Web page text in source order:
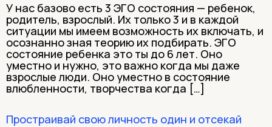
У нас базово есть 3 ЭГО состояния — ребенок,
родитель, взрослый. Их только 3 и в каждой
ситуации мы имеем возможность их включать, и
осознанно зная теорию их подбирать. ЭГО
состояние ребенка это ты до 6 лет. Оно
уместно и нужно, это важно когда мы даже
взрослые люди. Оно уместно в состояние
влюбленности, творчества когда […]
Простраивай свою личность один и отсекай